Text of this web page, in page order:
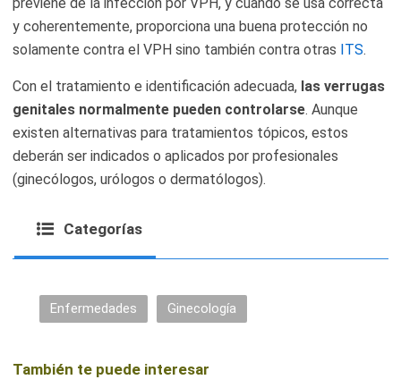
y coherentemente, proporciona una buena protección no
solamente contra el VPH sino también contra otras ITS.
Con el tratamiento e identificación adecuada, las verrugas
genitales normalmente pueden controlarse. Aunque
existen alternativas para tratamientos tópicos, estos
deberán ser indicados o aplicados por profesionales
(ginecólogos, urólogos o dermatólogos).
Categorías
Enfermedades Ginecología
También te puede interesar